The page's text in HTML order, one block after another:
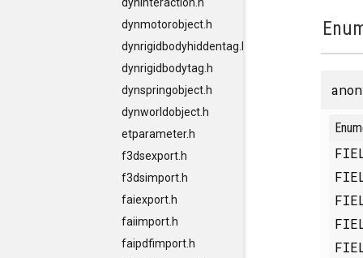
dynmotorobject.h
dynrigidbodyhiddentag.h
dynrigidbodytag.h
dynspringobject.h
dynworldobject.h
etparameter.h
f3dsexport.h
f3dsimport.h
faiexport.h
faiimport.h
faipdfimport.h